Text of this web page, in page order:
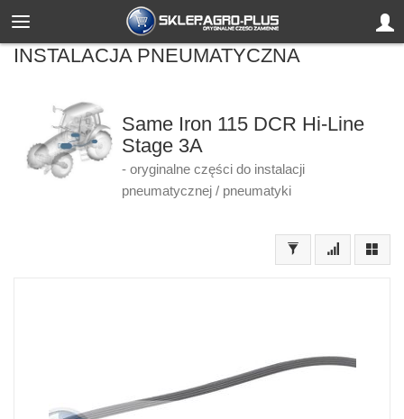
INSTALACJA PNEUMATYCZNA
Same Iron 115 DCR Hi-Line
Stage 3A
- oryginalne części do instalacji
pneumatycznej / pneumatyki